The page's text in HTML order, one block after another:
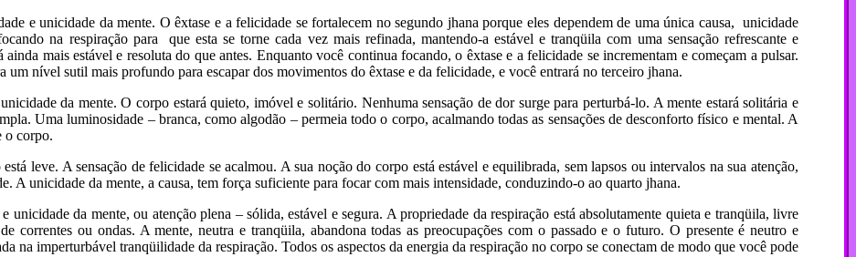
e unicidade da mente. O êxtase e a felicidade se fortalecem no segundo jhana porque eles dependem de uma única causa, unicidade
na respiração para que esta se torne cada vez mais refinada, mantendo-a estável e tranqüila com uma sensação refrescante e
mais estável e resoluta do que antes. Enquanto você continua focando, o êxtase e a felicidade se incrementam e começam a pulsar.
nível sutil mais profundo para escapar dos movimentos do êxtase e da felicidade, e você entrará no terceiro jhana.
da mente. O corpo estará quieto, imóvel e solitário. Nenhuma sensação de dor surge para perturbá-lo. A mente estará solitária e
Uma luminosidade – branca, como algodão – permeia todo o corpo, acalmando todas as sensações de desconforto físico e mental. A
o corpo.
leve. A sensação de felicidade se acalmou. A sua noção do corpo está estável e equilibrada, sem lapsos ou intervalos na sua atenção,
A unicidade da mente, a causa, tem força suficiente para focar com mais intensidade, conduzindo-o ao quarto jhana.
da mente, ou atenção plena – sólida, estável e segura. A propriedade da respiração está absolutamente quieta e tranqüila, livre
correntes ou ondas. A mente, neutra e tranqüila, abandona todas as preocupações com o passado e o futuro. O presente é neutro e
na imperturbável tranqüilidade da respiração. Todos os aspectos da energia da respiração no corpo se conectam de modo que você pode